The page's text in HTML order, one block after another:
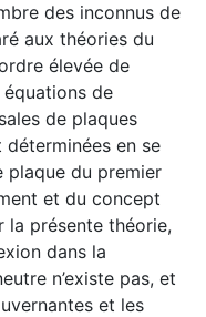
des inconnus de
aux théories du
élevée de
de
de plaques
en se
plaque du premier
et du concept
la présente théorie,
dans la
n’existe pas, et
et les